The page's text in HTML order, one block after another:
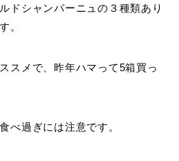
ドシャンパーニュの３種類あり
。
スメで、昨年ハマって5箱買っ
べ過ぎには注意です。